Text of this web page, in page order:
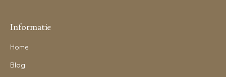
Informatie
Home
Blog